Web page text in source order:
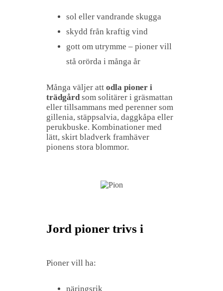
sol eller vandrande skugga
skydd från kraftig vind
gott om utrymme – pioner vill
stå orörda i många år
Många väljer att odla pioner i
trädgård som solitärer i gräsmattan
eller tillsammans med perenner som
gillenia, stäppsalvia, daggkåpa eller
perukbuske. Kombinationer med
lätt, skirt bladverk framhäver
pionens stora blommor.
Jord pioner trivs i
Pioner vill ha:
näringsrik